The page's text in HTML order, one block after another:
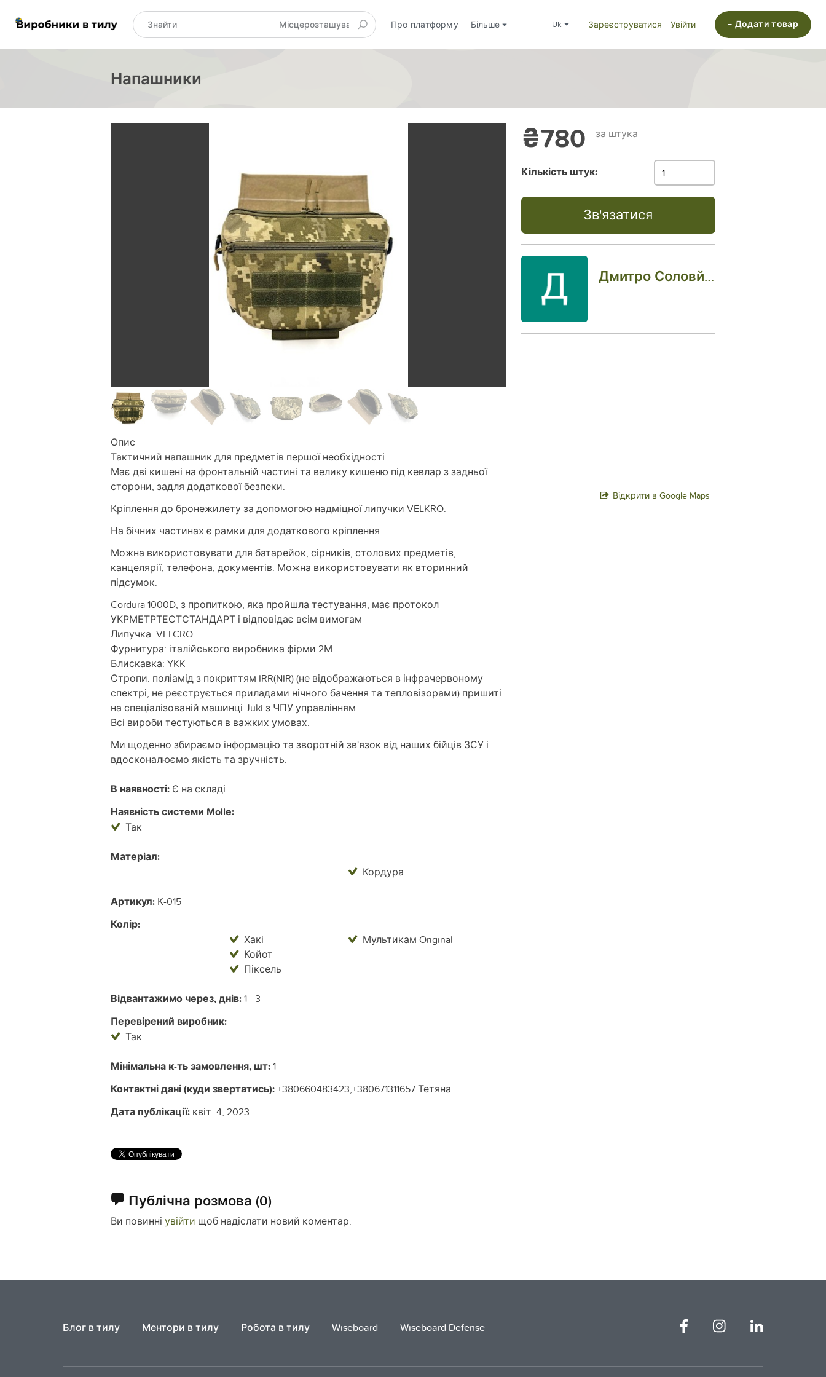
Про платформу Більше uk Зареєструватися Увійти + Додати товар
Напашники
Опис
Тактичний напашник для предметів першої необхідності
Має дві кишені на фронтальній частині та велику кишеню під кевлар з задньої
сторони, задля додаткової безпеки.
Кріплення до бронежилету за допомогою надміцної липучки VELKRO.
На бічних частинах є рамки для додаткового кріплення.
Можна використовувати для батарейок, сірників, столових предметів,
канцелярії, телефона, документів. Можна використовувати як вторинний
підсумок.
Cordura 1000D, з пропиткою, яка пройшла тестування, має протокол
УКРМЕТРТЕСТСТАНДАРТ і відповідає всім вимогам
Липучка: VELCRO
Фурнитура: італійського виробника фірми 2М
Блискавка: YKK
Стропи: поліамід з покриттям IRR(NIR) (не відображаються в інфрачервоному
спектрі, не реєструється приладами нічного бачення та тепловізорами) пришиті
на спеціалізованій машинці Juki з ЧПУ управлінням
Всі вироби тестуються в важких умовах.
Ми щоденно збираємо інформацію та зворотній зв'язок від наших бійців ЗСУ і
вдосконалюємо якість та зручність.
В наявності: Є на складі
Наявність системи Mollе:
Так
Матеріал:
Кордура
Артикул: К-015
Колір:
Хакі
Койот
Піксель
Мультикам Original
Відвантажимо через, днів:1 - 3
Перевірений виробник:
Так
Мінімальна к-ть замовлення, шт:1
Контактні дані (куди звертатись):+380660483423,+380671311657 Тетяна
Дата публікації: квіт. 4, 2023
Публічна розмова (0)
Ви повинні увійти щоб надіслати новий коментар.
₴780 за штука
Кількість штук:
Зв'язатися
Дмитро Соловйов
Відкрити в Google Maps
Блог в тилу Ментори в тилу Робота в тилу Wiseboard Wiseboard Defense